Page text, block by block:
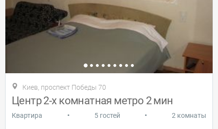
Киев, проспект Победы 70
Центр 2-х комнатная метро 2 мин
Квартира • 5 гостей • 2 комнаты